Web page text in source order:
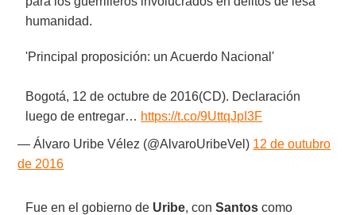
humanidad.
'Principal proposición: un Acuerdo Nacional'
Bogotá, 12 de octubre de 2016(CD). Declaración
luego de entregar… https://t.co/9UttqJpI3F
— Álvaro Uribe Vélez (@AlvaroUribeVel) 12 de outubro
de 2016
Fue en el gobierno de Uribe, conSantos como